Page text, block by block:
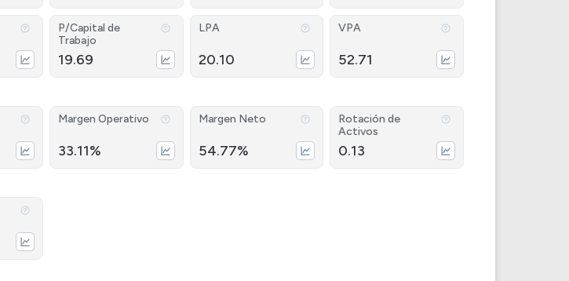
P/Capital de
Trabajo
19.69
LPA
20.10
VPA
52.71
Margen Operativo
33.11%
Margen Neto
54.77%
Rotación de
Activos
0.13